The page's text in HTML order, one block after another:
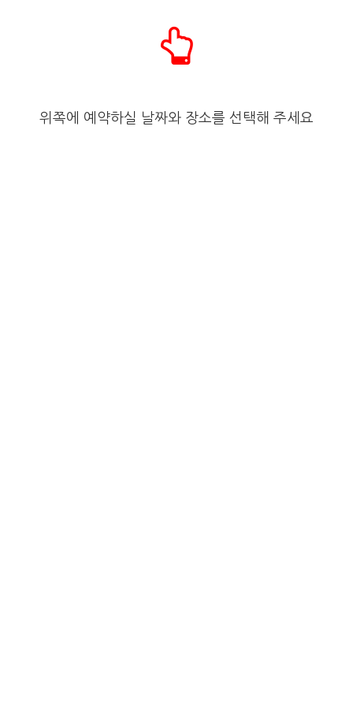
위쪽에 예약하실 날짜와 장소를 선택해 주세요